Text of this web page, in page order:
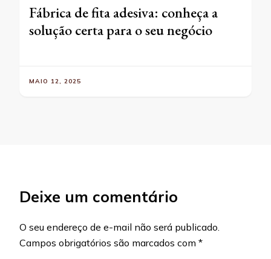
Fábrica de fita adesiva: conheça a
solução certa para o seu negócio
MAIO 12, 2025
Deixe um comentário
O seu endereço de e-mail não será publicado.
Campos obrigatórios são marcados com *